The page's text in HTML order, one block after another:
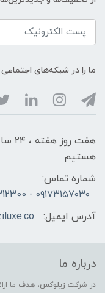
ما را در شبکه‌های اجتماعی
هستیم
شماره تماس:
۰۹۱۷۳۱۵۷۰۳۰ - 09129312300 - 07137742255
آدرس ایمیل:
درباره ما
در شرکت زیلوکس، هدف ما